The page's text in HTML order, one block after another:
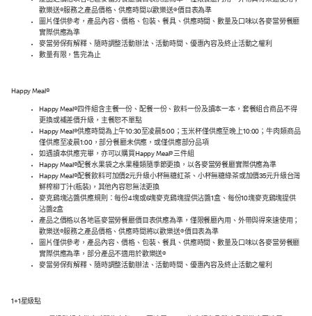
歡樂送®服務之產品價格、供應時間以歡樂送®價目表為準
圖片僅供參考，產品內容、價格、包裝、餐具、供應時間、數量及口味以各麥當勞餐廳
實際供應為準
麥當勞保有解釋、隨時調整活動辦法、活動時間、優惠內容及終止活動之權利
數量有限，售完為止
Happy Meal®
Happy Meal®四件組含主餐一份、配餐一份、飲料一份及讀本一本，套餐組合商品不得
更換或補差價升級，主餐恕不單點
Happy Meal®供應時間為上午10:30至凌晨5:00；玉米杯僅供應至晚上10:00；牛肉類商品
僅供應至凌晨1:00，部分餐廳未供應，或僅供應部分品項
如遇讀本供應完畢，亦可以購買Happy Meal®三件組
Happy Meal®配餐水果袋之水果種類隨季節更換，以各麥當勞餐廳實際供應為準
Happy Meal®配餐飲料可加價2元升級小杯無糖紅茶、小杯無糖綠茶或加價35元升級台灣
鮮榨柳丁汁(瓶裝)，其他內容恕無法更換
麥克鷄塊沾醬供應規則：每份4塊或6塊麥克鷄塊提供沾醬1盒、每份10塊麥克鷄塊提供
沾醬2盒
產品之價格以各地區麥當勞餐廳價目表供應為準，僅限餐廳內用、外帶與得來速使用；
歡樂送®服務之產品價格、供應時間將以歡樂送®價目表為準
圖片僅供參考，產品內容、價格、包裝、餐具、供應時間、數量及口味以各麥當勞餐廳
實際供應為準，部分產品不適用於歡樂送®
麥當勞保有解釋、隨時調整活動辦法、活動時間、優惠內容及終止活動之權利
1+1星級點